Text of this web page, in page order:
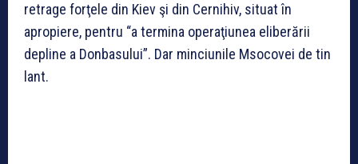
retrage forţele din Kiev şi din Cernihiv, situat în
apropiere, pentru “a termina operaţiunea eliberării
depline a Donbasului”. Dar minciunile Msocovei de tin
lant.